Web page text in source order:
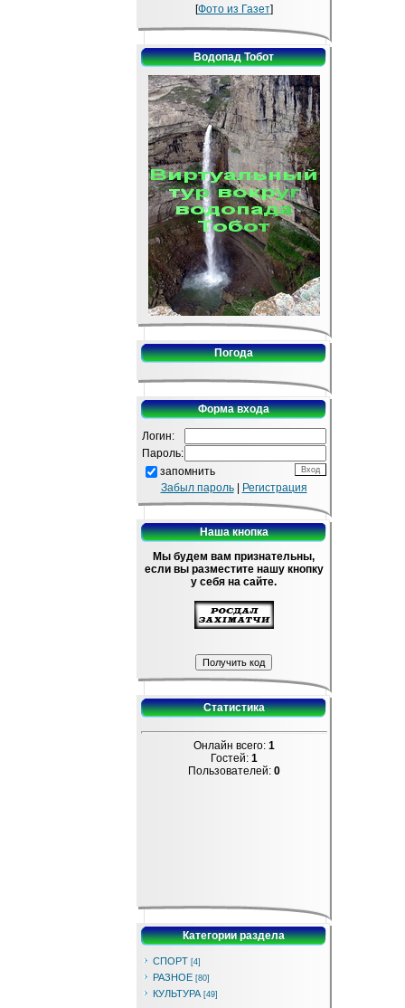
[Фото из Газет]
Водопад Тобот
Погода
Форма входа
Логин:
Пароль:
запомнить
Забыл пароль| Регистрация
Наша кнопка
Мы будем вам признательны,
если вы разместите нашу кнопку
у себя на сайте.
Статистика
Онлайн всего: 1
Гостей: 1
Пользователей: 0
Категории раздела
СПОРТ [4]
РАЗНОЕ [80]
КУЛЬТУРА [49]